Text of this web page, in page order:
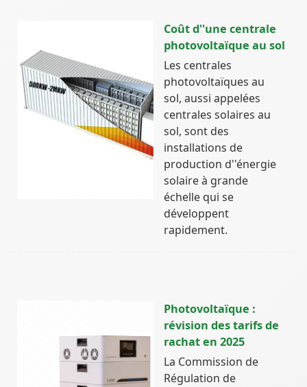
Coût d''une centrale
photovoltaïque au sol
Les centrales
photovoltaïques au
sol, aussi appelées
centrales solaires au
sol, sont des
installations de
production d''énergie
solaire à grande
échelle qui se
développent
rapidement.
Photovoltaïque :
révision des tarifs de
rachat en 2025
La Commission de
Régulation de